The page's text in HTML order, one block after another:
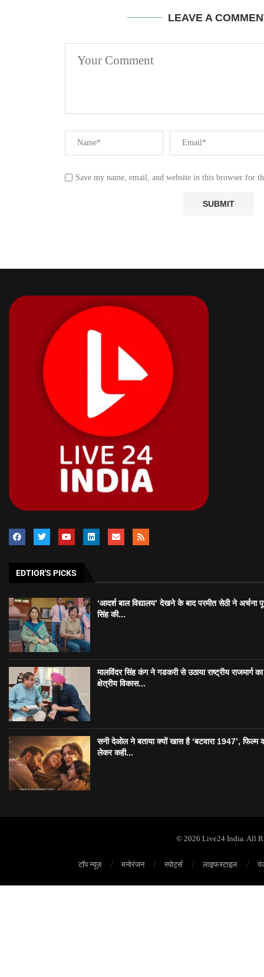
LEAVE A
Save my name, email, and website in this browser for
EDTIOR'S PICKS
‘आदर्श बाल विद्यालय’ देखने के बाद परमीत सेठी ने अर्चना
सिंह की...
मालविंदर सिंह कंग ने गडकरी से उठाया राष्ट्रीय राजमार्ग का
क्षेत्रीय विकास...
सनी देओल ने बताया क्यों खास है ‘बटवारा 1947’, फिल्म
लेकर कही...
© 2026 Live24 India. All
टॉप न्यूज़ मनोरंजन स्पोर्ट्स लाइफस्टाइल